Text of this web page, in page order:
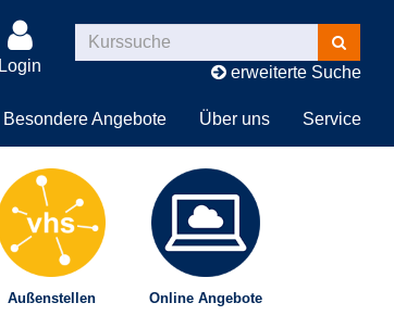
Login
Kurse
suchen
erweiterte Suche
Besondere Angebote Über uns Service
Außenstellen Online Angebote